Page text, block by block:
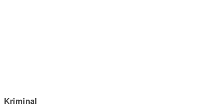
Kriminal